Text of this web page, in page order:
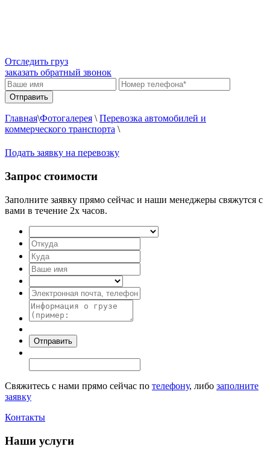
Отследить груз
заказать обратный звонок
Главная\Фотогалерея \ Перевозка автомобилей и
коммерческого транспорта \
Подать заявку на перевозку
Запрос стоимости
Заполните заявку прямо сейчас и наши менеджеры свяжутся с
вами в течение 2х часов.
Свяжитесь с нами прямо сейчас по телефону, либо заполните
заявку
Контакты
Наши услуги